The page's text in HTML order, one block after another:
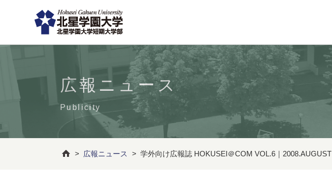
広報ニュース
Publicity
> 広報ニュース > 学外向け広報誌 HOKUSEI＠COM VOL.6｜2008.AUGUST